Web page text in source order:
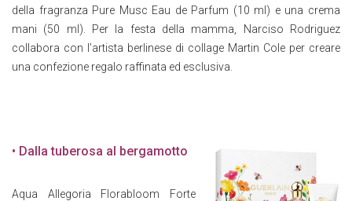
della fragranza Pure Musc Eau de Parfum (10 ml) e una crema
mani (50 ml). Per la festa della mamma, Narciso Rodriguez
collabora con l’artista berlinese di collage Martin Cole per creare
una confezione regalo raffinata ed esclusiva.
• Dalla tuberosa al bergamotto
Aqua Allegoria Florabloom Forte